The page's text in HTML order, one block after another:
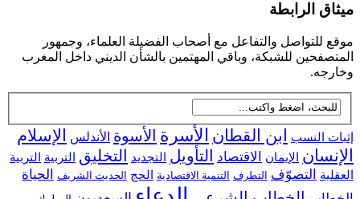
ميثاق الرابطة
موقع للتواصل والتفاعل مع أصحاب الفضيلة العلماء، وجمهور
المتصفحين للشبكة، وباقي المهتمين بالشأن الديني داخل المغرب
وخارجه.
إثبات النسب ابن القطان الأسرة الأسوة الأندلس
الإسلام
الإنسان
الإيمان الاقتصاد التأويل التجديد التخليق التربية التربية
العقلية
التصوّف التطرف التنمية الاقتصادية الحج الحديث الشريف
الحياة